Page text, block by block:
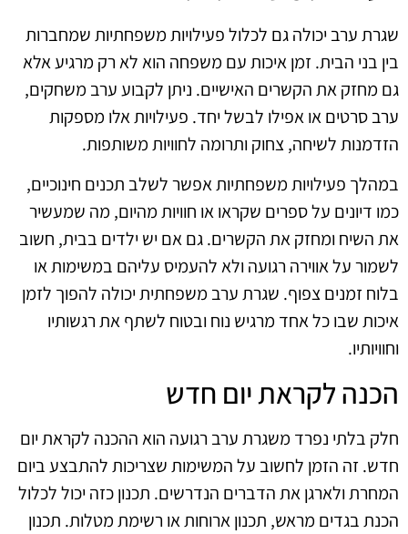
שגרת ערב יכולה גם לכלול פעילויות משפחתיות שמחברות
בין בני הבית. זמן איכות עם משפחה הוא לא רק מרגיע אלא
גם מחזק את הקשרים האישיים. ניתן לקבוע ערב משחקים,
ערב סרטים או אפילו לבשל יחד. פעילויות אלו מספקות
הזדמנות לשיחה, צחוק ותרומה לחוויות משותפות.
במהלך פעילויות משפחתיות אפשר לשלב תכנים חינוכיים,
כמו דיונים על ספרים שקראו או חוויות מהיום, מה שמעשיר
את השיח ומחזק את הקשרים. גם אם יש ילדים בבית, חשוב
לשמור על אווירה רגועה ולא להעמיס עליהם במשימות או
בלוח זמנים צפוף. שגרת ערב משפחתית יכולה להפוך לזמן
איכות שבו כל אחד מרגיש נוח ובטוח לשתף את רגשותיו
וחוויותיו.
הכנה לקראת יום חדש
חלק בלתי נפרד משגרת ערב רגועה הוא ההכנה לקראת יום
חדש. זה הזמן לחשוב על המשימות שצריכות להתבצע ביום
המחרת ולארגן את הדברים הנדרשים. תכנון כזה יכול לכלול
הכנת בגדים מראש, תכנון ארוחות או רשימת מטלות. תכנון